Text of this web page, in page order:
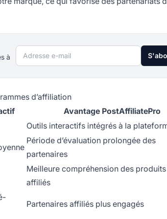
à
Adresse e-mail
d’affiliation
Avantage PostAffiliatePro
Outils interactifs intégrés à la
Période d’évaluation prolongée des
partenaires
Meilleure compréhension des
affiliés
Partenaires affiliés plus engagés